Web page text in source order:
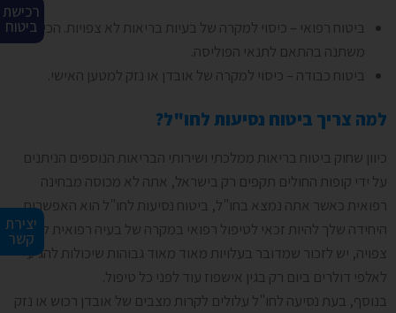
ביטוח רפואי – כיסוי למקרה של בעיות בריאות לא צפויות. הכיסוי
משתנה בהתאם לתנאי הפוליסה.
ביטוח כבודה – כיסוי למקרה של אובדן או נזק למטען האישי.
למה צריך ביטוח נסיעות לחו"ל?
כיוון שחוק ביטוח בריאות ממלכתי ושירותי הבריאות הנוספים הניתנים
על ידי קופות החולים תקפים רק בישראל, אתה לא מכוסה מבחינה
רפואית כאשר אתה נמצא בחו"ל, ביטוח נסיעות לחו"ל הוא האפשרות
היחידה שלך להיות זכאי לטיפול רפואי במקרה של בעיה רפואית לא
צפויה, יש לזכור שמדובר בעלויות מאוד מאוד גבוהות שיכולות להגיע
לאלפי דולרים ביום רק בגין אישפוז עוד לפני כל טיפול.
בנוסף, בעת נסיעה לחו"ל עלולים לקרות מצבים של אובדן רכוש או נזק
רכישת
ביטוח
יצירת
קשר